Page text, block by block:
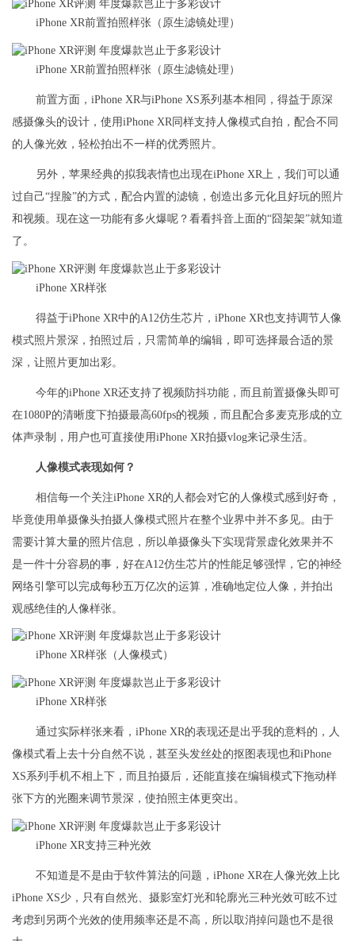
iPhone XR前置拍照样张（原生滤镜处理）
iPhone XR前置拍照样张（原生滤镜处理）
前置方面，iPhone XR与iPhone XS系列基本相同，得益于原深
感摄像头的设计，使用iPhone XR同样支持人像模式自拍，配合不同
的人像光效，轻松拍出不一样的优秀照片。
另外，苹果经典的拟我表情也出现在iPhone XR上，我们可以通
过自己“捏脸”的方式，配合内置的滤镜，创造出多元化且好玩的照片
和视频。现在这一功能有多火爆呢？看看抖音上面的“囧架架”就知道
了。
iPhone XR样张
得益于iPhone XR中的A12仿生芯片，iPhone XR也支持调节人像
模式照片景深，拍照过后，只需简单的编辑，即可选择最合适的景
深，让照片更加出彩。
今年的iPhone XR还支持了视频防抖功能，而且前置摄像头即可
在1080P的清晰度下拍摄最高60fps的视频，而且配合多麦克形成的立
体声录制，用户也可直接使用iPhone XR拍摄vlog来记录生活。
人像模式表现如何？
相信每一个关注iPhone XR的人都会对它的人像模式感到好奇，
毕竟使用单摄像头拍摄人像模式照片在整个业界中并不多见。由于
需要计算大量的照片信息，所以单摄像头下实现背景虚化效果并不
是一件十分容易的事，好在A12仿生芯片的性能足够强悍，它的神经
网络引擎可以完成每秒五万亿次的运算，准确地定位人像，并拍出
观感绝佳的人像样张。
iPhone XR样张（人像模式）
iPhone XR样张
通过实际样张来看，iPhone XR的表现还是出乎我的意料的，人
像模式看上去十分自然不说，甚至头发丝处的抠图表现也和iPhone
XS系列手机不相上下，而且拍摄后，还能直接在编辑模式下拖动样
张下方的光圈来调节景深，使拍照主体更突出。
iPhone XR支持三种光效
不知道是不是由于软件算法的问题，iPhone XR在人像光效上比
iPhone XS少，只有自然光、摄影室灯光和轮廓光三种光效可眩不过
考虑到另两个光效的使用频率还是不高，所以取消掉问题也不是很